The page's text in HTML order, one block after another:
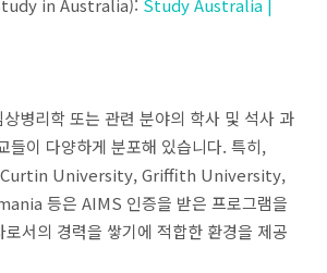
in Australia): Study Australia |
병리학 또는 관련 분야의 학사 및 석사 과
들이 다양하게 분포해 있습니다. 특히,
University, Griffith University,
등은 AIMS 인증을 받은 프로그램을
로서의 경력을 쌓기에 적합한 환경을 제공